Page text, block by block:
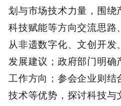
划与市场技术力量，围绕
科技赋能等方向交流思路
从非遗数字化、文创开发
发展建议；政府部门明确
工作方向；参会企业则结
技术等优势，探讨科技与